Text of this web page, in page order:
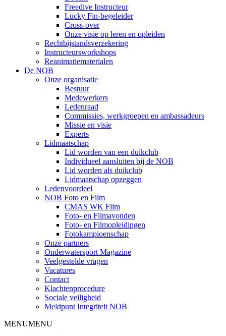
Freedive Instructeur
Lucky Fin-begeleider
Cross-over
Onze visie op leren en opleiden
Rechtbijstandsverzekering
Instructeursworkshops
Reanimatiematerialen
De NOB
Onze organisatie
Bestuur
Medewerkers
Ledenraad
Commissies, werkgroepen en ambassadeurs
Missie en visie
Experts
Lidmaatschap
Lid worden van een duikclub
Individueel aansluiten bij de NOB
Lid worden als duikclub
Lidmaatschap opzeggen
Ledenvoordeel
NOB Foto en Film
CMAS WK Film
Foto- en Filmavonden
Foto- en Filmopleidingen
Fotokampioenschap
Onze partners
Onderwatersport Magazine
Veelgestelde vragen
Vacatures
Contact
Klachtenprocedure
Sociale veiligheid
Meldpunt Integriteit NOB
MENUMENU